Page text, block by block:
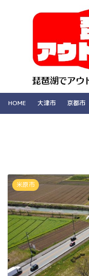
HOME 大津市 京都市
米原市